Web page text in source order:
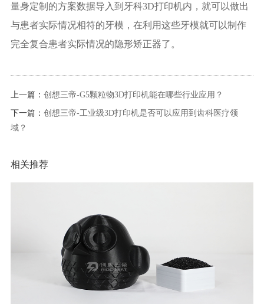
量身定制的方案数据导入到牙科3D打印机内，就可以做出
与患者实际情况相符的牙模，在利用这些牙模就可以制作
完全复合患者实际情况的隐形矫正器了。
上一篇： 创想三帝-G5颗粒物3D打印机能在哪些行业应用？
下一篇： 创想三帝-工业级3D打印机是否可以应用到齿科医疗领
域？
相关推荐